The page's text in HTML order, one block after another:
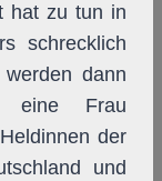
hat zu tun in
schrecklich
dann
eine Frau
der
und